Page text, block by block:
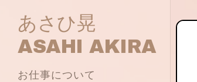
あさひ晃
ASAHI AKIRA
お仕事について